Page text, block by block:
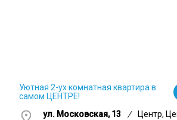
Уютная 2-ух комнатная квартира в
самом ЦЕНТРЕ!
ул. Московская, 13 /
Центр,